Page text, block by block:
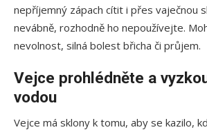
nepříjemný zápach cítit i přes vaječnou
nevábně, rozhodně ho nepoužívejte.
nevolnost, silná bolest břicha či průjem.
Vejce prohlédněte a
vodou
Vejce má sklony k tomu, aby se kazilo,